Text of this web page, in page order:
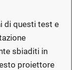
di questi test e
sbiaditi in
proiettore